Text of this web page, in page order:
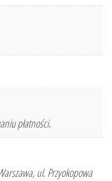
płatności.
ul. Przyokopowa